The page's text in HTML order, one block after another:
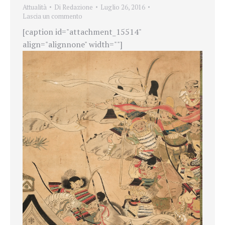
Attualità Di Redazione
Luglio 26, 2016
Lascia un commento
[caption id="attachment_15514"
align="alignnone" width=""]